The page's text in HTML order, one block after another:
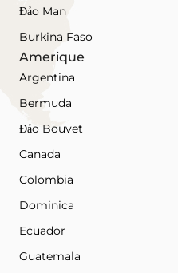
Đảo Man
Burkina Faso
Amerique
Argentina
Bermuda
Đảo Bouvet
Canada
Colombia
Dominica
Ecuador
Guatemala